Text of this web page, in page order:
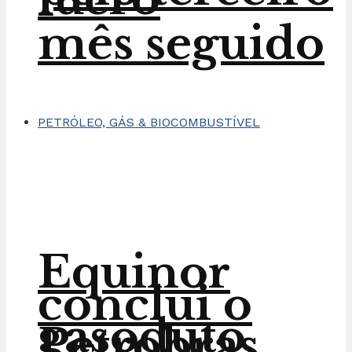
Equinor
conclui o
gasoduto
mês seguido
PETRÓLEO, GÁS & BIOCOMBUSTÍVEL